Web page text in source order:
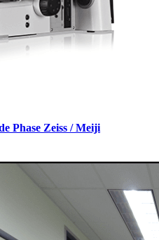
Phase Zeiss / Meiji